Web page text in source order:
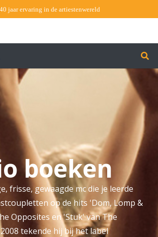
40 jaar ervaring in de artiestenwereld
boeken
frisse, gewaagde mc die je leerde
op de hits 'Dom, Lomp &
Opposites en 'Stuk' van The
tekende hij bij het label